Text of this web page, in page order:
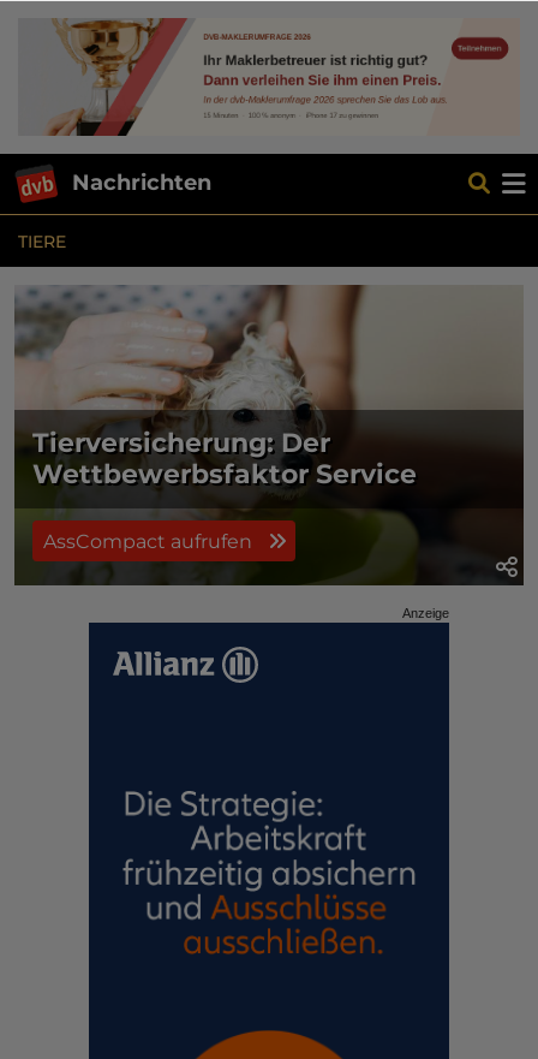
Nachrichten
TIERE
Tierversicherung: Der
Wettbewerbsfaktor Service
AssCompact aufrufen
Anzeige